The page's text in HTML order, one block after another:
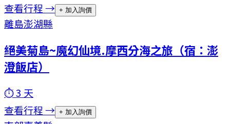
查看行程 → + 加入詢價
離島澎湖縣
絕美菊島~魔幻仙境.摩西分海之旅（宿：澎
澄飯店）
⏱3 天
查看行程 → + 加入詢價